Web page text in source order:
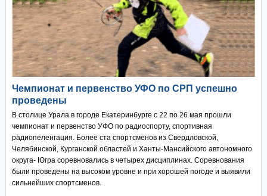
Чемпионат и первенство УФО по СРП успешно
проведены
В столице Урала в городе Екатеринбурге с 22 по 26 мая прошли
чемпионат и первенство УФО по радиоспорту, спортивная
радиопеленгация. Более ста спортсменов из Свердловской,
Челябинской, Курганской областей и Ханты-Мансийского автономного
округа- Югра соревновались в четырех дисциплинах. Соревнования
были проведены на высоком уровне и при хорошей погоде и выявили
сильнейших спортсменов.